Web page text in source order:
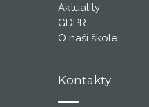
Aktuality
GDPR
O naší škole
Kontakty